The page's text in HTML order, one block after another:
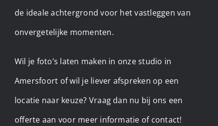
de ideale achtergrond voor het vastleggen van
onvergetelijke momenten.
Wil je foto’s laten maken in onze studio in
Amersfoort of wil je liever afspreken op een
locatie naar keuze? Vraag dan nu bij ons een
offerte aan voor meer informatie of contact!